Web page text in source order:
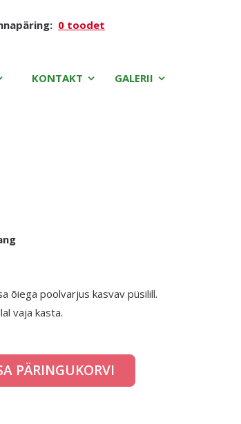
0 toodet
KONTAKT GALERII
õiega poolvarjus kasvav püsilill.
vaja kasta.
PÄRINGUKORVI